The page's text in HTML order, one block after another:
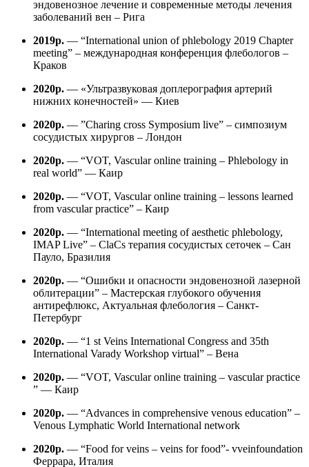
эндовенозное лечение и современные методы лечения
заболеваний вен – Рига
2019р. — “International union of phlebology 2019 Chapter
meeting” – международная конференция флебологов –
Краков
2020р. — «Ультразвуковая доплерография артерий
нижних конечностей» — Киев
2020р. — ”Charing cross Symposium live” – симпозиум
сосудистых хирургов – Лондон
2020р. — “VOT, Vascular online training – Phlebology in
real world” — Каир
2020р. — “VOT, Vascular online training – lessons learned
from vascular practice” – Каир
2020р. — “International meeting of aesthetic phlebology,
IMAP Live” – ClaCs терапия сосудистых сеточек – Сан
Пауло, Бразилия
2020р. — “Ошибки и опасности эндовенозной лазерной
облитерации” – Мастерская глубокого обучения
антирефлюкс, Актуальная флебология – Санкт-
Петербург
2020р. — “1 st Veins International Congress and 35th
International Varady Workshop virtual” – Вена
2020р. — “VOT, Vascular online training – vascular practice
” — Каир
2020р. — “Advances in comprehensive venous education” –
Venous Lymphatic World International network
2020р. — “Food for veins – veins for food”- vveinfoundation
Феррара, Италия